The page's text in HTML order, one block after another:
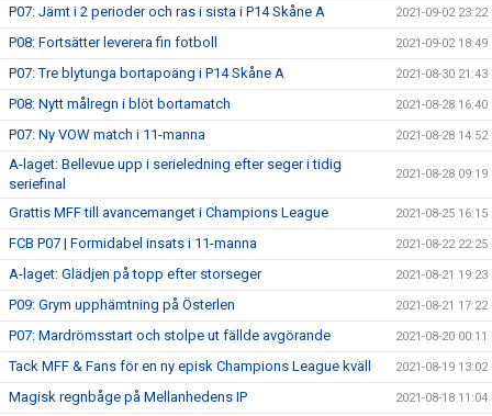
P07: Jämt i 2 perioder och ras i sista i P14 Skåne A 2021-09-02 23:22
P08: Fortsätter leverera fin fotboll 2021-09-02 18:49
P07: Tre blytunga bortapoäng i P14 Skåne A 2021-08-30 21:43
P08: Nytt målregn i blöt bortamatch 2021-08-28 16:40
P07: Ny VOW match i 11-manna 2021-08-28 14:52
A-laget: Bellevue upp i serieledning efter seger i tidig
seriefinal
2021-08-28 09:19
Grattis MFF till avancemanget i Champions League 2021-08-25 16:15
FCB P07 | Formidabel insats i 11-manna 2021-08-22 22:25
A-laget: Glädjen på topp efter storseger 2021-08-21 19:23
P09: Grym upphämtning på Österlen 2021-08-21 17:22
P07: Mardrömsstart och stolpe ut fällde avgörande 2021-08-20 00:11
Tack MFF & Fans för en ny episk Champions League kväll 2021-08-19 13:02
Magisk regnbåge på Mellanhedens IP 2021-08-18 11:04